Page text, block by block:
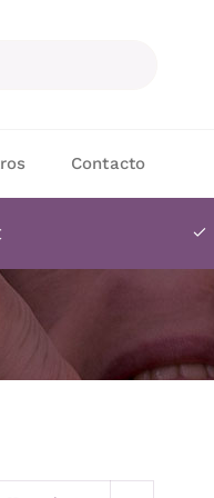
Contacto